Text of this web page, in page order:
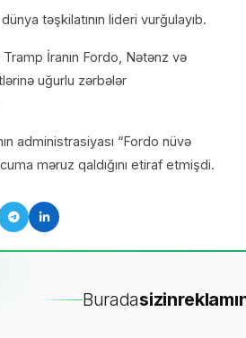
təşkilatının lideri vurğulayıb.
İranın Fordo, Nətənz və
uğurlu zərbələr
administrasiyası “Fordo nüvə
məruz qaldığını etiraf etmişdi.
Buradasizin